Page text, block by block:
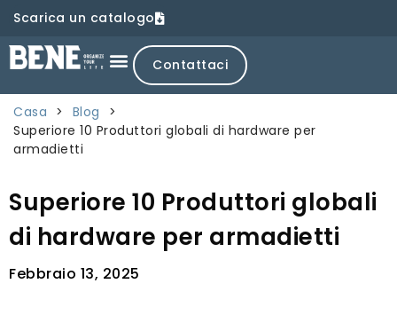
Scarica un catalogo
Contattaci
Casa > Blog
>
Superiore 10 Produttori globali di hardware per
armadietti
Superiore 10 Produttori globali
di hardware per armadietti
Febbraio 13, 2025